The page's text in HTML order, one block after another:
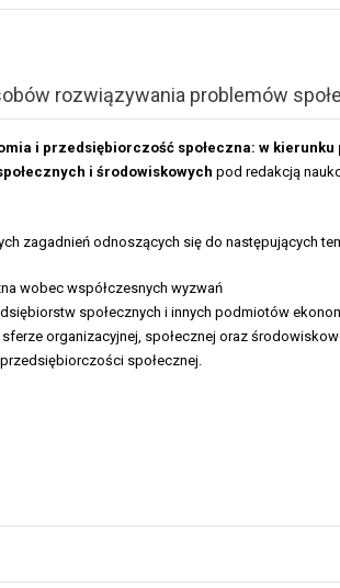
rozwiązywania problemów
i przedsiębiorczość społeczna: w
i środowiskowych pod redakcją
zagadnień odnoszących się do następujących
wobec współczesnych wyzwań
społecznych i innych podmiotów
organizacyjnej, społecznej oraz
społecznej.